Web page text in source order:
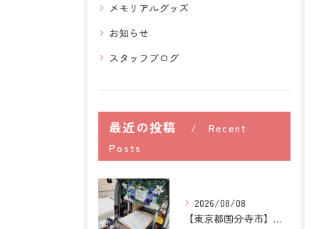
メモリアルグッズ
お知らせ
スタッフブログ
最近の投稿
Recent
Posts
2026/08/08
【東京都国分寺市】うさぎの訪問ペット火葬｜牧草を替える時間が...